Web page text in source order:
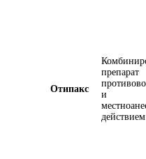
Отипакс
и
действием